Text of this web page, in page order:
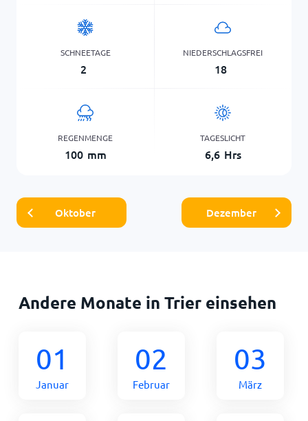
SCHNEETAGE
2
NIEDERSCHLAGSFREI
18
REGENMENGE
100 mm
TAGESLICHT
6,6 Hrs
Oktober Dezember
Andere Monate in Trier einsehen
01
Januar
02
Februar
03
März